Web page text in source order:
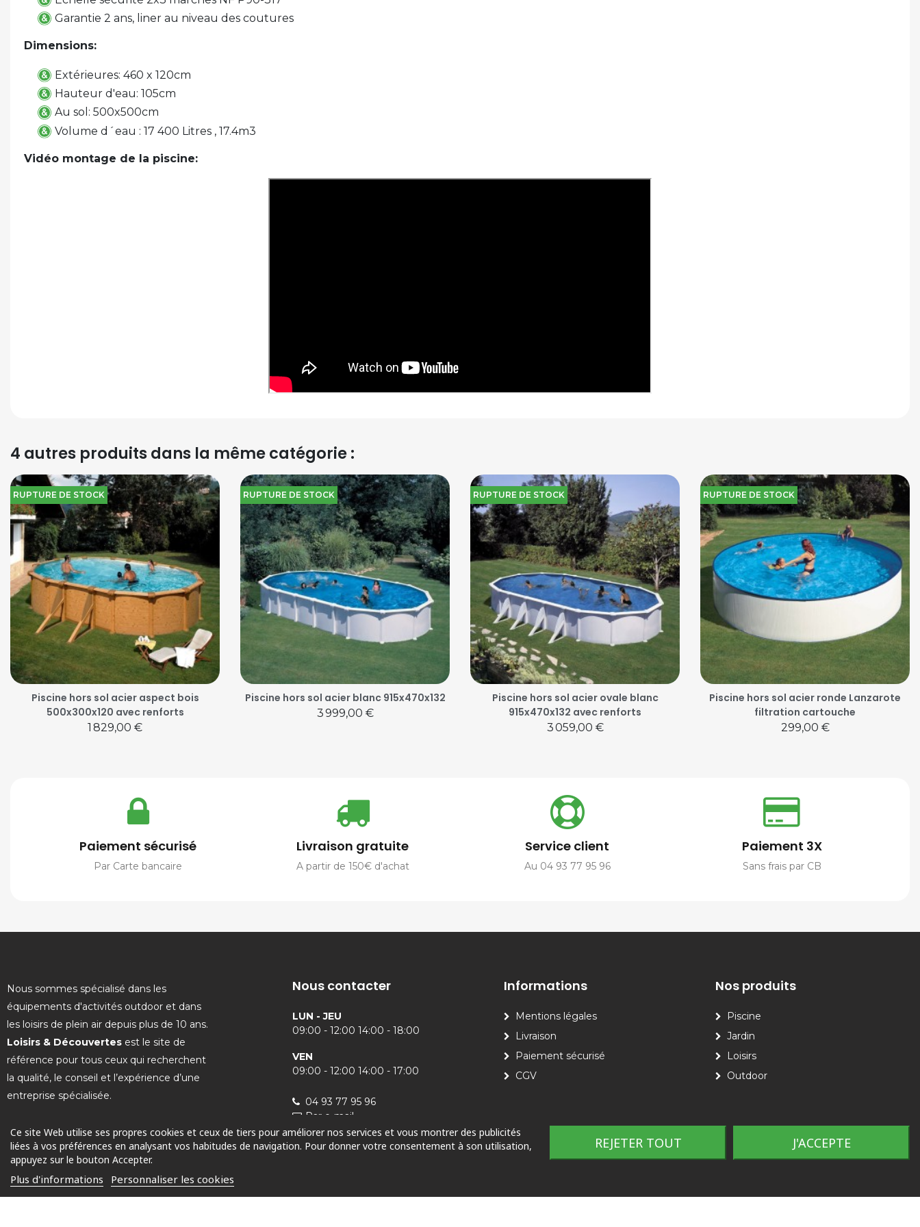
Garantie 2 ans, liner au niveau des coutures
Dimensions:
Extérieures: 460 x 120cm
Hauteur d'eau: 105cm
Au sol: 500x500cm
Volume d´eau : 17 400 Litres , 17.4m3
Vidéo montage de la piscine:
4 autres produits dans la même catégorie :
Piscine hors sol acier aspect bois
500x300x120 avec renforts
Prix
1 829,00 €
RUPTURE DE STOCK
Piscine hors sol acier blanc 915x470x132
Prix
3 999,00 €
RUPTURE DE STOCK
Piscine hors sol acier ovale blanc
915x470x132 avec renforts
Prix
3 059,00 €
RUPTURE DE STOCK
Piscine hors sol acier ronde Lanzarote
filtration cartouche
Prix
299,00 €
RUPTURE DE STOCK
Paiement sécurisé
Par Carte bancaire
Livraison gratuite
A partir de 150€ d'achat
Service client
Au 04 93 77 95 96
Paiement 3X
Sans frais par CB
Nous sommes spécialisé dans les
équipements d'activités outdoor et dans
les loisirs de plein air depuis plus de 10 ans.
Loisirs & Découvertes est le site de
référence pour tous ceux qui recherchent
la qualité, le conseil et l’expérience d’une
entreprise spécialisée.
Nous contacter
LUN - JEU
09:00 - 12:00 14:00 - 18:00
VEN
09:00 - 12:00 14:00 - 17:00
04 93 77 95 96
Par e-mail
Informations
Mentions légales
Livraison
Paiement sécurisé
CGV
Nos produits
Piscine
Jardin
Loisirs
Outdoor
© 2025 Tous droits réservés
Ce site Web utilise ses propres cookies et ceux de tiers pour améliorer nos services et vous montrer des publicités
liées à vos préférences en analysant vos habitudes de navigation. Pour donner votre consentement à son utilisation,
appuyez sur le bouton Accepter.
Plus d'informations Personnaliser les cookies
REJETER TOUT J'ACCEPTE